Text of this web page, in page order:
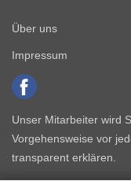
Über uns
Impressum
Unser Mitarbeiter wird
Vorgehensweise vor
transparent erklären.